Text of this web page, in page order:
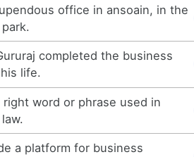
office in ansoain, in the
completed the business
life.
right word or phrase used in
a platform for business